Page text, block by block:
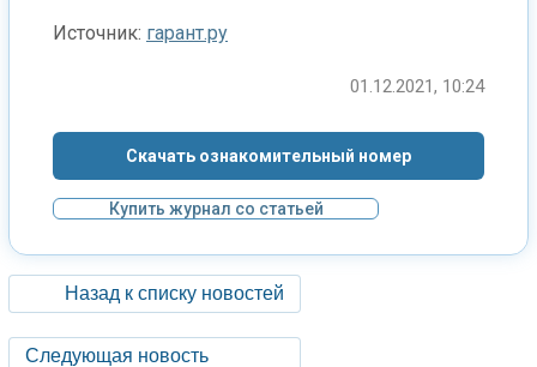
Источник: гарант.ру
01.12.2021, 10:24
Скачать ознакомительный номер
Купить журнал со статьей
Назад к списку новостей
Следующая новость